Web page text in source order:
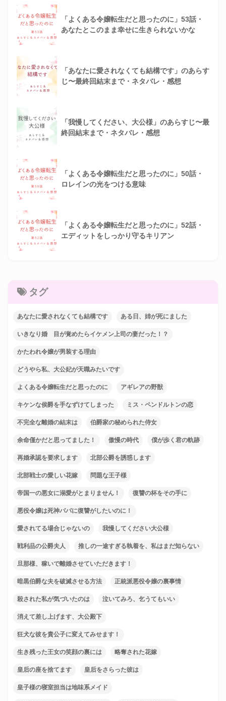
「よくある令嬢転生だと思ったのに」53話・
あなたとこのまま幸せに生きられないかな
「あなたに愛されなくても結構です」のあらす
じ〜最終回結末まで・ネタバレ・感想
「我慢してください、大公様」のあらすじ〜最
終回結末まで・ネタバレ・感想
「よくある令嬢転生だと思ったのに」50話・
ロレインの光をつける意味
「よくある令嬢転生だと思ったのに」52話・
エディットをしっかり守るキリアン
タグ
あなたに愛されなくても結構です ある日、姉が死にました
いきなり婚 目が覚めたらイケメン上司の妻だった！？
かたわれ令嬢が男装する理由
どうやら私、大公妃が天職みたいです
よくある令嬢転生だと思ったのに アギレアの野獣
キケンな侯爵を手なずけてしまった ミス・ペンドルトンの恋
不完全な離婚の結末は 伯爵家の秘められた侍女
余命僅かだと思ってました！ 傲慢の時代 僕が歩く君の軌跡
再婚承認を要求します 北部公爵を誘惑します
北部戦士の愛しい花嫁 問題な王子様
帝国一の悪女に溺愛がとまりません！ 復讐の杯をその手に
悪役令嬢は死神パパに復讐がしたいのに！
愛されてる場合じゃないの 我慢してください大公様
戦利品の公爵夫人 推しの一途すぎる執着を、私はまだ知らない
旦那様、稼いで離婚させていただきます！
暗黒伯爵な夫を破滅させる方法 正統派悪役令嬢の裏事情
殺された私が気づいたのは 泣いてみろ、乞うてもいい
消えて差し上げます、大公殿下
狂犬な彼を貴公子に変えてみせます！
生き残った王女の笑顔の裏には 略奪された花嫁
皇后の座を捨てます 皇后をさらった彼は
皇子様の寝室担当は地味系メイド